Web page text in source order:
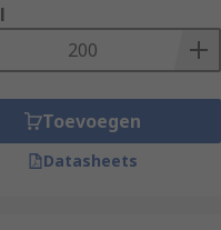
Toevoegen
Datasheets